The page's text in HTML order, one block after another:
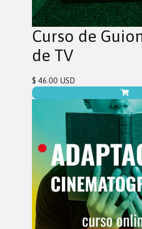
Curso de
de TV
$ 46.00 USD